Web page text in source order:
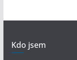
Kdo jsem